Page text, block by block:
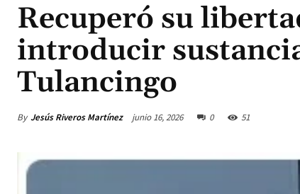
Recuperó su
introducir
Tulancingo
By Jesús Riveros Martínez junio 16, 2026 0 51